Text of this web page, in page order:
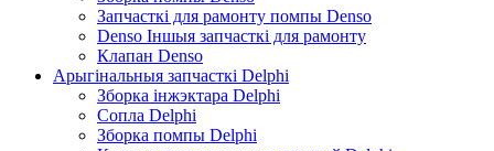
Запчасткі для рамонту помпы Denso
Denso Іншыя запчасткі для рамонту
Клапан Denso
Арыгінальныя запчасткі Delphi
Зборка інжэктара Delphi
Сопла Delphi
Зборка помпы Delphi